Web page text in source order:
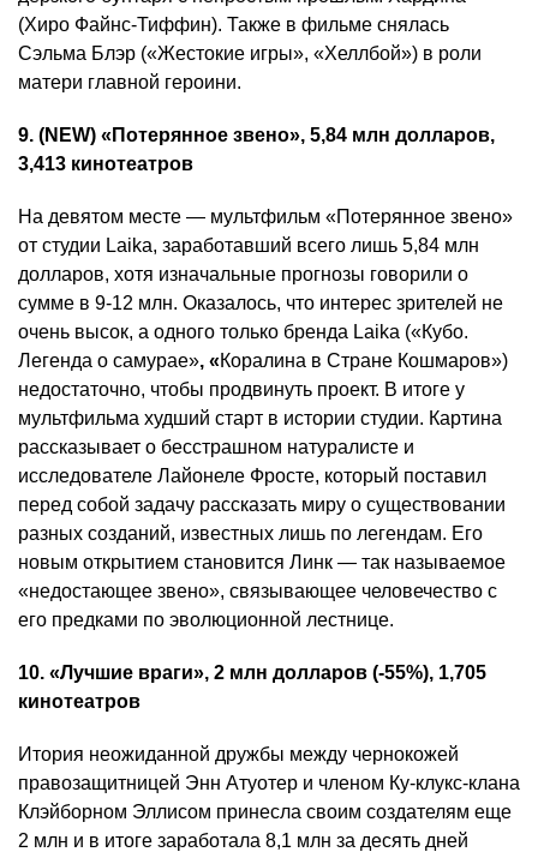
(Хиро Файнс-Тиффин). Также в фильме снялась
Сэльма Блэр («Жестокие игры», «Хеллбой») в роли
матери главной героини.
9. (NEW) «Потерянное звено», 5,84 млн долларов,
3,413 кинотеатров
На девятом месте — мультфильм «Потерянное звено»
от студии Laika, заработавший всего лишь 5,84 млн
долларов, хотя изначальные прогнозы говорили о
сумме в 9-12 млн. Оказалось, что интерес зрителей не
очень высок, а одного только бренда Laika («Кубо.
Легенда о самурае», «Коралина в Стране Кошмаров»)
недостаточно, чтобы продвинуть проект. В итоге у
мультфильма худший старт в истории студии. Картина
рассказывает о бесстрашном натуралисте и
исследователе Лайонеле Фросте, который поставил
перед собой задачу рассказать миру о существовании
разных созданий, известных лишь по легендам. Его
новым открытием становится Линк — так называемое
«недостающее звено», связывающее человечество с
его предками по эволюционной лестнице.
10. «Лучшие враги», 2 млн долларов (-55%), 1,705
кинотеатров
Итория неожиданной дружбы между чернокожей
правозащитницей Энн Атуотер и членом Ку-клукс-клана
Клэйборном Эллисом принесла своим создателям еще
2 млн и в итоге заработала 8,1 млн за десять дней